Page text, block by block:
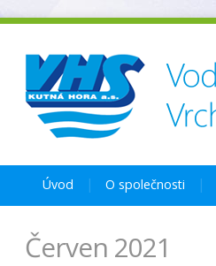
Úvod O společnosti
Červen 2021